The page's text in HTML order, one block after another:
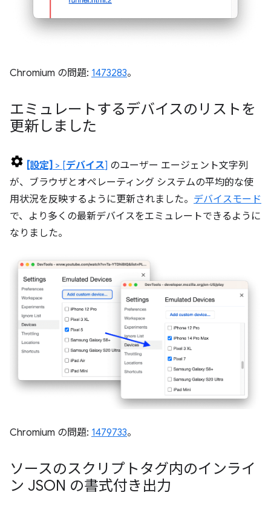
Chromium の問題: 1473283。
エミュレートするデバイスのリストを
更新しました
[設定] > [デバイス] のユーザー エージェント文字列
が、ブラウザとオペレーティング システムの平均的な使
用状況を反映するように更新されました。 デバイスモード
で、より多くの最新デバイスをエミュレートできるように
なりました。
Chromium の問題: 1479733。
ソースのスクリプトタグ内のインライ
ン JSON の書式付き出力